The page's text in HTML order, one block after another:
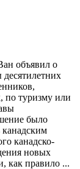
объявил о
по туризму или
было
канадским
канадско-
новых
как правило ...